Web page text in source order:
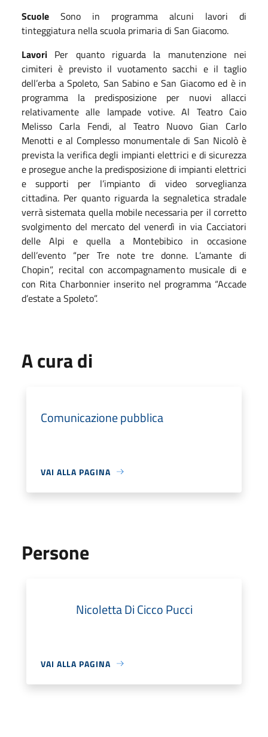
Scuole
Sono in programma alcuni lavori di
tinteggiatura nella scuola primaria di San Giacomo.
Lavori Per quanto riguarda la manutenzione nei
cimiteri è previsto il vuotamento sacchi e il taglio
dell’erba a Spoleto, San Sabino eSan Giacomo ed è in
programma la predisposizione per nuovi allacci
relativamentealle lampade votive.Al Teatro Caio
Melisso Carla Fendi, al Teatro Nuovo Gian Carlo
Menotti e al Complesso monumentale di San Nicolò è
prevista la verifica degli impianti elettrici e di sicurezza
e prosegue anche la predisposizione di impianti elettrici
e supporti per l’impianto di video sorveglianza
cittadina. Per quanto riguarda la segnaletica stradale
verrà sistemata quella mobile necessaria per il corretto
svolgimento del mercato del venerdì in via Cacciatori
delle Alpi e quella a Montebibico in occasione
dell’evento “per Tre note tre donne. L’amante di
Chopin”, recital con accompagnamento musicale di e
con Rita Charbonnier inserito nel programma “Accade
d’estate a Spoleto”.
A cura di
Comunicazione pubblica
VAI ALLA PAGINA
Persone
Nicoletta Di Cicco Pucci
VAI ALLA PAGINA